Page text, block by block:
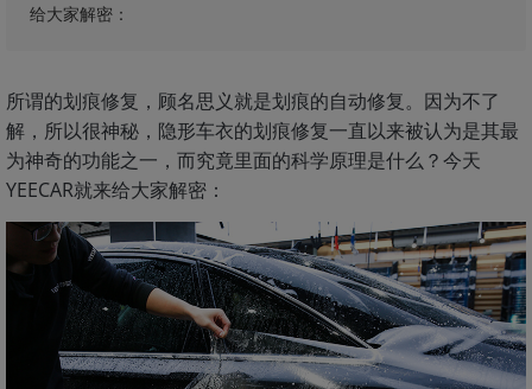
给大家解密：
所谓的划痕修复，顾名思义就是划痕的自动修复。因为不了
解，所以很神秘，隐形车衣的划痕修复一直以来被认为是其最
为神奇的功能之一，而究竟里面的科学原理是什么？今天
YEECAR就来给大家解密：